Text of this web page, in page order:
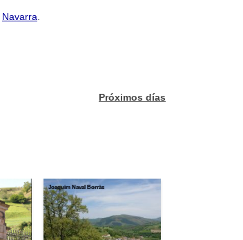
Navarra
Próximos días
Joaquim Naval Borràs